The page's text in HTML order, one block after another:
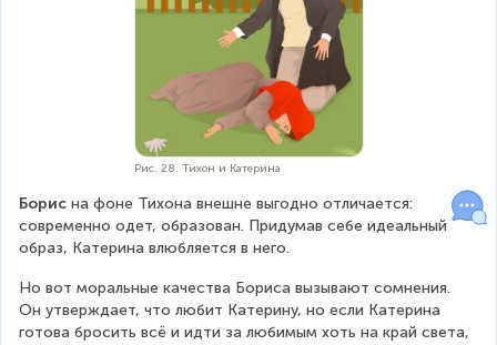
Рис. 28. Тихон и Катерина
Борис на фоне Тихона внешне выгодно отличается:
современно одет, образован. Придумав себе идеальный
образ, Катерина влюбляется в него.
Но вот моральные качества Бориса вызывают сомнения.
Он утверждает, что любит Катерину, но если Катерина
готова бросить всё и идти за любимым хоть на край света,